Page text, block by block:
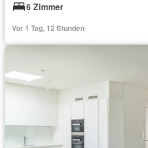
6 Zimmer
Vor 1 Tag, 12 Stunden